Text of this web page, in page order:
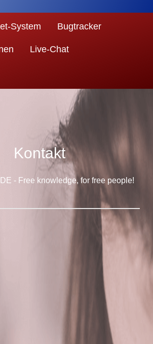
System Bugtracker
Live-Chat
Kontakt
- Free knowledge, for free people!